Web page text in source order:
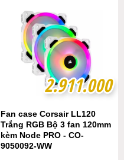
2.911.000
2.911.000
Fan case Corsair LL120
Trắng RGB Bộ 3 fan 120mm
kèm Node PRO - CO-
9050092-WW